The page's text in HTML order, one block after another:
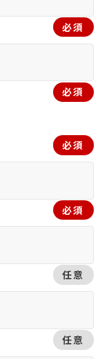
必須
必須
必須
必須
任意
任意